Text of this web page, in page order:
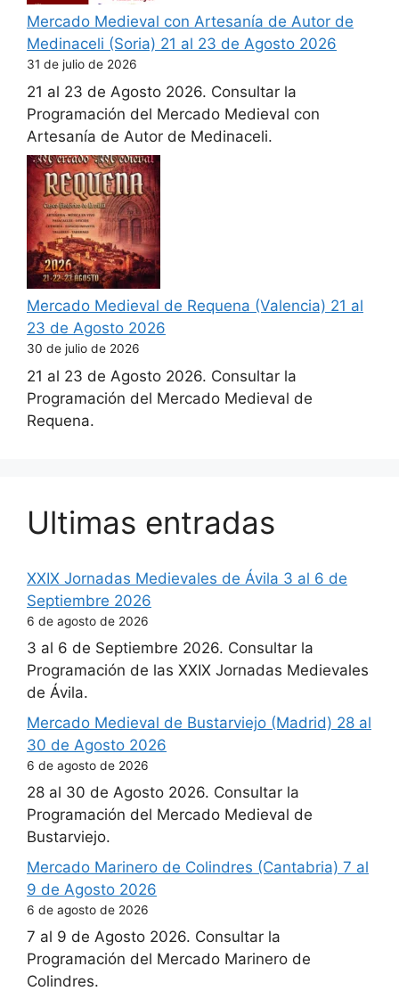
Mercado Medieval con Artesanía de Autor de
Medinaceli (Soria) 21 al 23 de Agosto 2026
31 de julio de 2026
21 al 23 de Agosto 2026. Consultar la
Programación del Mercado Medieval con
Artesanía de Autor de Medinaceli.
Mercado Medieval de Requena (Valencia) 21 al
23 de Agosto 2026
30 de julio de 2026
21 al 23 de Agosto 2026. Consultar la
Programación del Mercado Medieval de
Requena.
Ultimas entradas
XXIX Jornadas Medievales de Ávila 3 al 6 de
Septiembre 2026
6 de agosto de 2026
3 al 6 de Septiembre 2026. Consultar la
Programación de las XXIX Jornadas Medievales
de Ávila.
Mercado Medieval de Bustarviejo (Madrid) 28 al
30 de Agosto 2026
6 de agosto de 2026
28 al 30 de Agosto 2026. Consultar la
Programación del Mercado Medieval de
Bustarviejo.
Mercado Marinero de Colindres (Cantabria) 7 al
9 de Agosto 2026
6 de agosto de 2026
7 al 9 de Agosto 2026. Consultar la
Programación del Mercado Marinero de
Colindres.